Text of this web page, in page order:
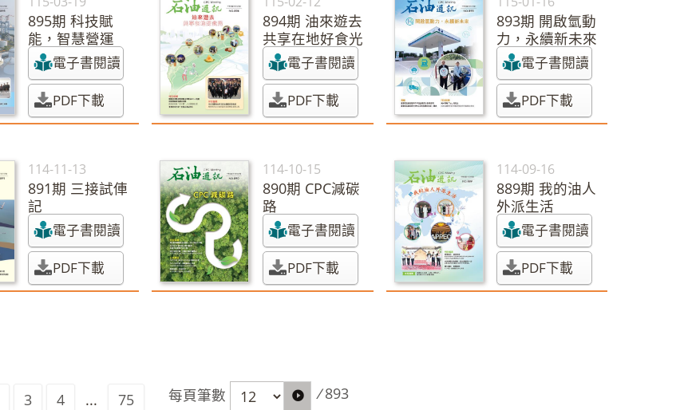
895期 科技賦
能，智慧營運
電子書閱讀
PDF下載
894期 油來遊去
共享在地好食光
電子書閱讀
PDF下載
893期 開啟氫動
力，永續新未來
電子書閱讀
PDF下載
114-11-13
891期 三接試俥
記
電子書閱讀
PDF下載
114-10-15
890期 CPC減碳
路
電子書閱讀
PDF下載
114-09-16
889期 我的油人
外派生活
電子書閱讀
PDF下載
3 4 ... 75 每頁筆數 / 893